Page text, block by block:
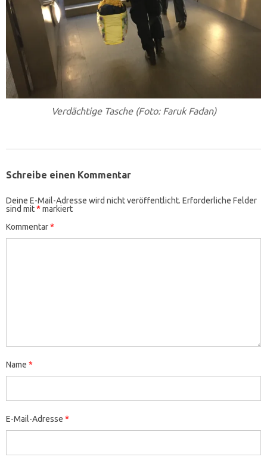
Verdächtige Tasche (Foto: Faruk Fadan)
Schreibe einen Kommentar
Deine E-Mail-Adresse wird nicht veröffentlicht. Erforderliche Felder
sind mit* markiert
Kommentar*
Name *
E-Mail-Adresse *